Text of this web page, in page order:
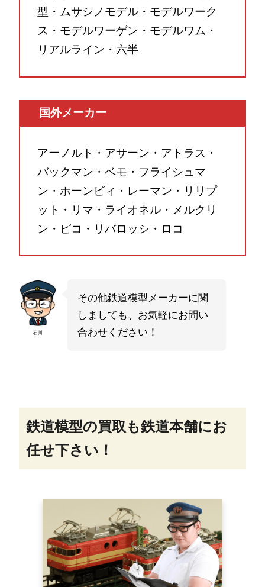
型・ムサシノモデル・モデルワーク
ス・モデルワーゲン・モデルワム・
リアルライン・六半
国外メーカー
アーノルト・アサーン・アトラス・
バックマン・ベモ・フライシュマ
ン・ホーンビィ・レーマン・リリプ
ット・リマ・ライオネル・メルクリ
ン・ピコ・リバロッシ・ロコ
石川
その他鉄道模型メーカーに関
しましても、お気軽にお問い
合わせください！
鉄道模型の買取も鉄道本舗にお
任せ下さい！